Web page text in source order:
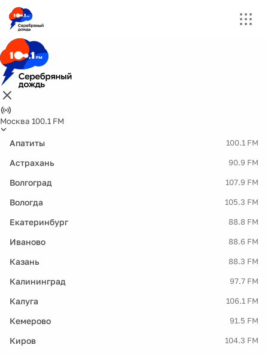
Москва 100.1 FM
Апатиты 100.1 FM
Астрахань 90.9 FM
Волгоград 107.9 FM
Вологда 105.3 FM
Екатеринбург 88.8 FM
Иваново 88.6 FM
Казань 88.3 FM
Калининград 97.7 FM
Калуга 106.1 FM
Кемерово 91.5 FM
Киров 104.3 FM